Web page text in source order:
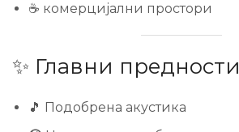
☕ комерцијални простори
✨ Главни предности
🎵 Подобрена акустика